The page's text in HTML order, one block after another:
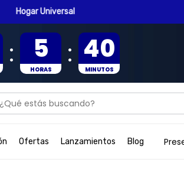
Hogar Universal
: 5
HORAS : 40
MINUTOS
estás buscando?
Ofertas Lanzamientos Blog